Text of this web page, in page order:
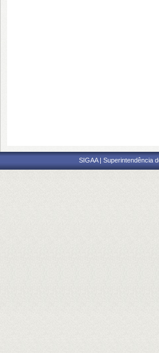
SIGAA | Superintendência